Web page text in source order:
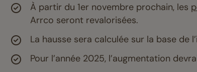
À partir du 1er novembre prochain, les
Arrco seront revalorisées.
La hausse sera calculée sur la base de
Pour l’année 2025, l’augmentation